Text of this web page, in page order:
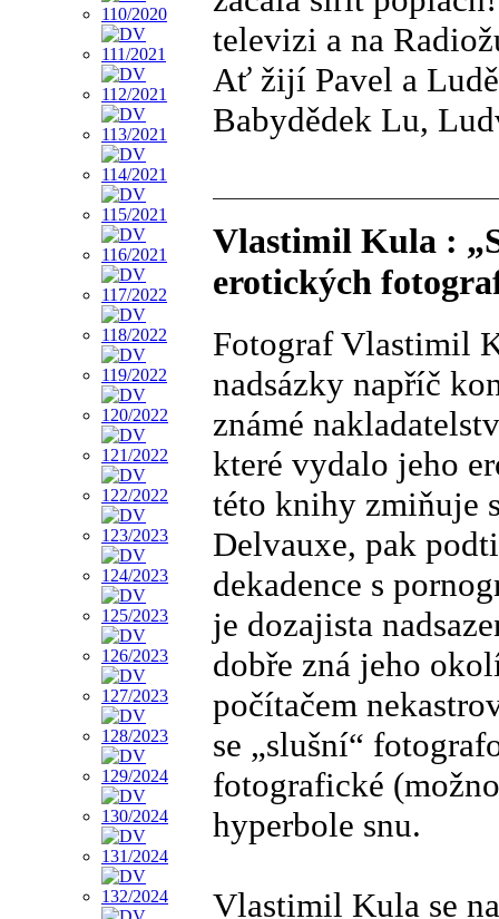
televizi a na
Ať žijí Pavel a
Babydědek Lu,
Vlastimil Kula :
erotických
Fotograf Vlastimil
nadsázky napříč
známé
které vydalo jeho
této knihy zmiňuje
Delvauxe, pak
dekadence s
je dozajista
dobře zná jeho
počítačem
se „slušní“
fotografické
hyperbole snu.
Vlastimil Kula se